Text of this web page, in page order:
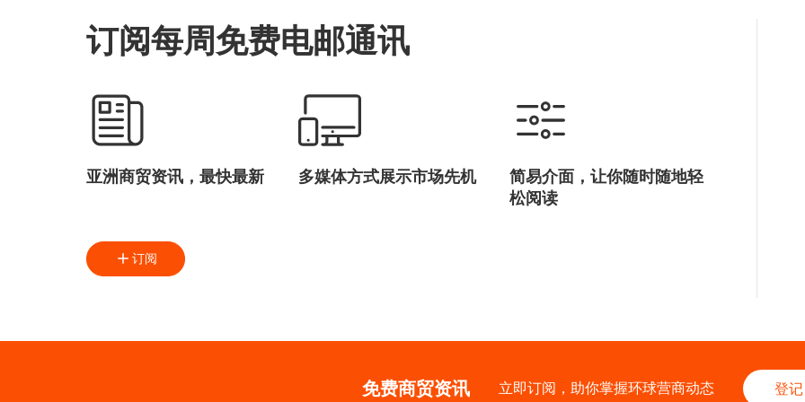
订阅每周免费电邮通讯
亚洲商贸资讯，最快最新 多媒体方式展示市场先机
简易介面，让你随时随地轻
松阅读
订阅
免费商贸资讯 立即订阅，助你掌握环球营商动态 登记